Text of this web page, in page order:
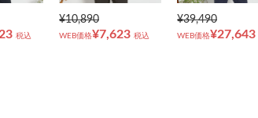
税込
¥10,890
WEB価格¥7,623 税込
¥39,490
WEB価格¥27,643